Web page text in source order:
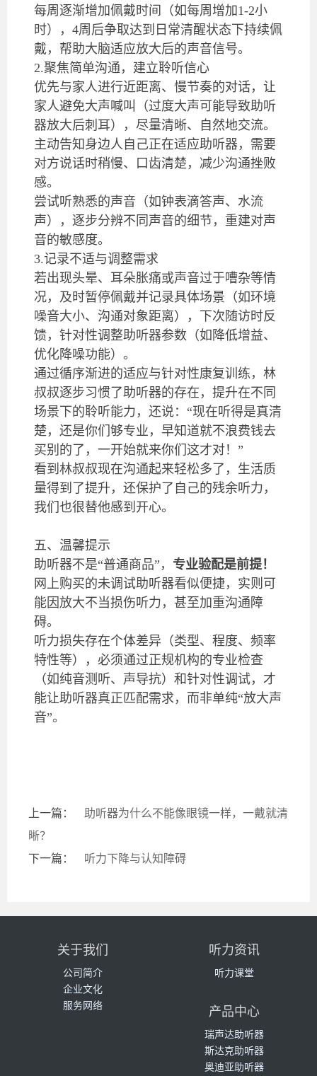
每周逐渐增加佩戴时间（如每周增加1-2小
时），4周后争取达到日常清醒状态下持续佩
戴，帮助大脑适应放大后的声音信号。
2.聚焦简单沟通，建立聆听信心
优先与家人进行近距离、慢节奏的对话，让
家人避免大声喊叫（过度大声可能导致助听
器放大后刺耳），尽量清晰、自然地交流。
主动告知身边人自己正在适应助听器，需要
对方说话时稍慢、口齿清楚，减少沟通挫败
感。
尝试听熟悉的声音（如钟表滴答声、水流
声），逐步分辨不同声音的细节，重建对声
音的敏感度。
3.记录不适与调整需求
若出现头晕、耳朵胀痛或声音过于嘈杂等情
况，及时暂停佩戴并记录具体场景（如环境
噪音大小、沟通对象距离），下次随访时反
馈，针对性调整助听器参数（如降低增益、
优化降噪功能）。
通过循序渐进的适应与针对性康复训练，林
叔叔逐步习惯了助听器的存在，提升在不同
场景下的聆听能力，还说：“现在听得是真清
楚，还是你们够专业，早知道就不浪费钱去
买别的了，一开始就来你们这才对！”
看到林叔叔现在沟通起来轻松多了，生活质
量得到了提升，还保护了自己的残余听力，
我们也很替他感到开心。
五、温馨提示
助听器不是“普通商品”， 专业验配是前提！
网上购买的未调试助听器看似便捷，实则可
能因放大不当损伤听力，甚至加重沟通障
碍。
听力损失存在个体差异（类型、程度、频率
特性等），必须通过正规机构的专业检查
（如纯音测听、声导抗）和针对性调试，才
能让助听器真正匹配需求，而非单纯“放大声
音”。
上一篇：
助听器为什么不能像眼镜一样，一戴就清
晰？
下一篇：
听力下降与认知障碍
关于我们
公司简介
企业文化
服务网络
听力资讯
听力课堂
产品中心
瑞声达助听器
斯达克助听器
奥迪亚助听器